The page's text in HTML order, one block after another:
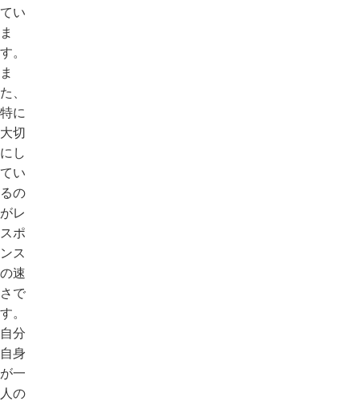
てい
ま
す。
ま
た、
特に
大切
にし
てい
るの
がレ
スポ
ンス
の速
さで
す。
自分
自身
が一
人の